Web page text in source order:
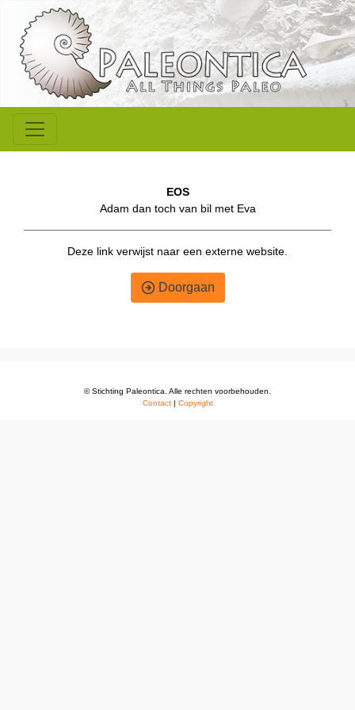
EOS
Adam dan toch van bil met Eva
Deze link verwijst naar een externe website.
Doorgaan
© Stichting Paleontica. Alle rechten voorbehouden.
Contact| Copyright